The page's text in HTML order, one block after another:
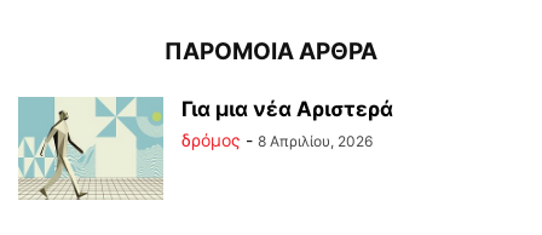
ΠΑΡΟΜΟΙΑ ΑΡΘΡΑ
Για μια νέα Αριστερά
δρόμος - 8 Απριλίου, 2026